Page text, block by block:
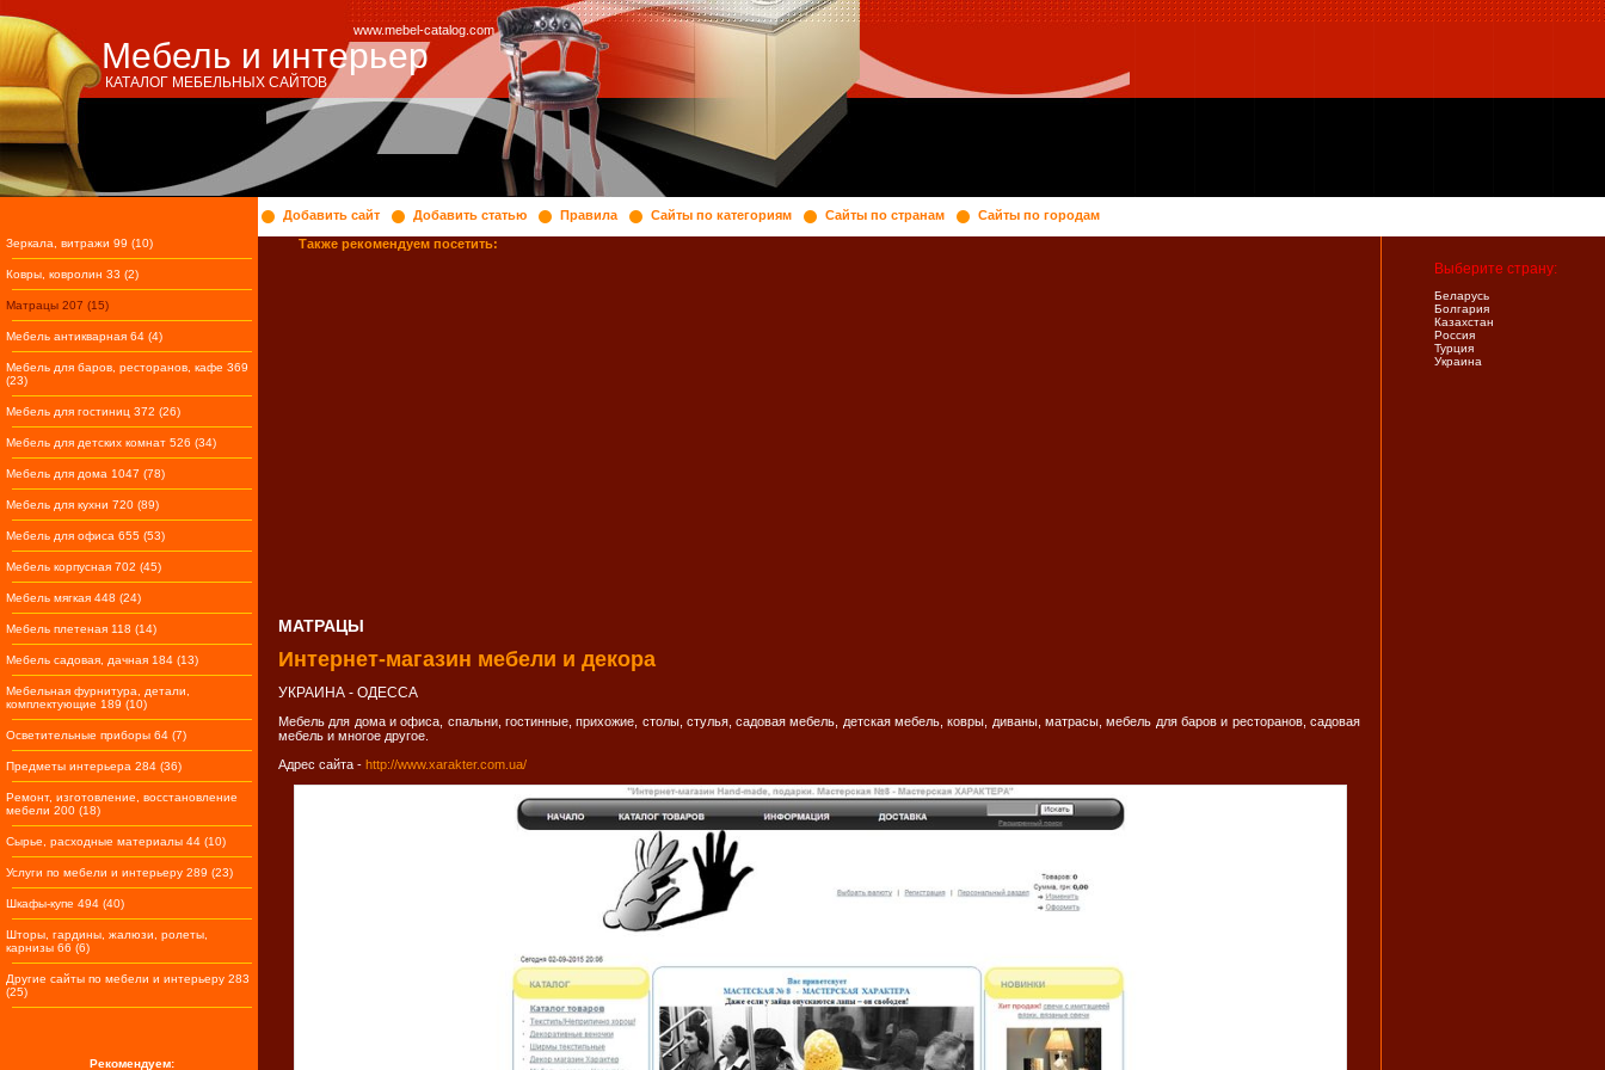
Мебель и интерьер
www.mebel-catalog.com
КАТАЛОГ МЕБЕЛЬНЫХ САЙТОВ
Зеркала, витражи 99 (10)
Ковры, ковролин 33 (2)
Матрацы 207 (15)
Мебель антикварная 64 (4)
Мебель для баров, ресторанов, кафе 369
(23)
Мебель для гостиниц 372 (26)
Мебель для детских комнат 526 (34)
Мебель для дома 1047 (78)
Мебель для кухни 720 (89)
Мебель для офиса 655 (53)
Мебель корпусная 702 (45)
Мебель мягкая 448 (24)
Мебель плетеная 118 (14)
Мебель садовая, дачная 184 (13)
Мебельная фурнитура, детали,
комплектующие 189 (10)
Осветительные приборы 64 (7)
Предметы интерьера 284 (36)
Ремонт, изготовление, восстановление
мебели 200 (18)
Сырье, расходные материалы 44 (10)
Услуги по мебели и интерьеру 289 (23)
Шкафы-купе 494 (40)
Шторы, гардины, жалюзи, ролеты,
карнизы 66 (6)
Другие сайты по мебели и интерьеру 283
(25)
Рекомендуем:
Добавить сайт Добавить статью Правила Сайты по категориям Сайты по странам
Сайты по городам
Также рекомендуем посетить:
МАТРАЦЫ
Интернет-магазин мебели и декора
УКРАИНА - ОДЕССА
Мебель для дома и офиса, спальни, гостинные, прихожие, столы, стулья, садовая мебель, детская мебель, ковры, диваны, матрасы, мебель для баров и ресторанов, садовая
мебель и многое другое.
Адрес сайта - http://www.xarakter.com.ua/
Выберите страну:
Беларусь
Болгария
Казахстан
Россия
Турция
Украина